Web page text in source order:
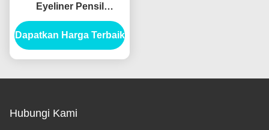
Eyeliner Pensil
Container Kemasan
Tabung Eyeliner
Tabung Injeksi Blow
Dapatkan Harga Terbaik
Hubungi Kami